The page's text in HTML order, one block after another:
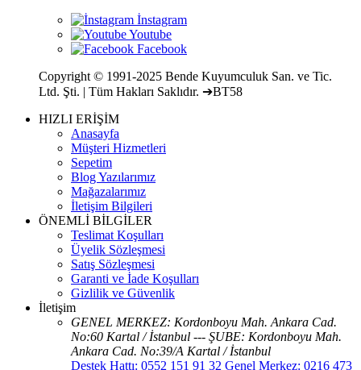
Copyright © 1991-2025 Bende Kuyumculuk San. ve Tic.
Ltd. Şti. | Tüm Hakları Saklıdır. ➔BT58
HIZLI ERİŞİM
Anasayfa
Müşteri Hizmetleri
Sepetim
Blog Yazılarımız
Mağazalarımız
İletişim Bilgileri
ÖNEMLİ BİLGİLER
Teslimat Koşulları
Üyelik Sözleşmesi
Satış Sözleşmesi
Garanti ve İade Koşulları
Gizlilik ve Güvenlik
İletişim
GENEL MERKEZ: Kordonboyu Mah. Ankara Cad.
No:60 Kartal / İstanbul --- ŞUBE: Kordonboyu Mah.
Ankara Cad. No:39/A Kartal / İstanbul
Destek Hattı: 0552 151 91 32 Genel Merkez: 0216 473